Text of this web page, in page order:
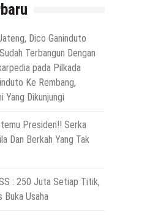
Dico Ganinduto
Terbangun Dengan
pada Pilkada
Ke Rembang,
Yang Dikunjungi
Presiden!! Serka
Dan Berkah Yang Tak
: 250 Juta Setiap Titik,
Buka Usaha